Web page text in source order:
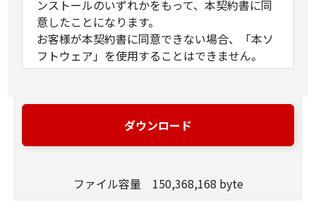
ンストールのいずれかをもって、本契約書に同
意したことになります。
お客様が本契約書に同意できない場合、「本ソ
フトウェア」を使用することはできません。
(1) キヤノンは、お客様が「キヤノン製品」を利
用する目的のために、「キヤノン製品」に直接
（本契約書においては、「本ソフトウェア」を
ダウンロード
ファイル容量 150,368,168 byte